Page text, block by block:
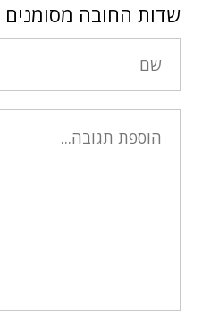
שדות החובה מסומנים